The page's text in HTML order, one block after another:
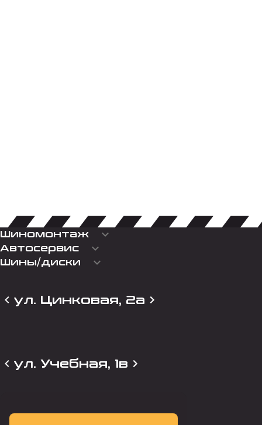
Шиномонтаж keyboard_arrow_down
Автосервис keyboard_arrow_down
Шины/диски keyboard_arrow_down
ул. Цинковая, 2а
ул. Учебная, 1в